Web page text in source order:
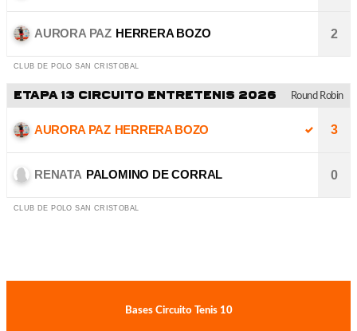
AURORA PAZ HERRERA BOZO 2
CLUB DE POLO SAN CRISTOBAL
ETAPA 13 CIRCUITO ENTRETENIS 2026 Round Robin
AURORA PAZ HERRERA BOZO 3
RENATA PALOMINO DE CORRAL 0
CLUB DE POLO SAN CRISTOBAL
Bases Circuito Tenis 10